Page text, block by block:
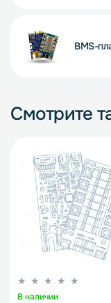
BMS-
Смотрите
В наличии